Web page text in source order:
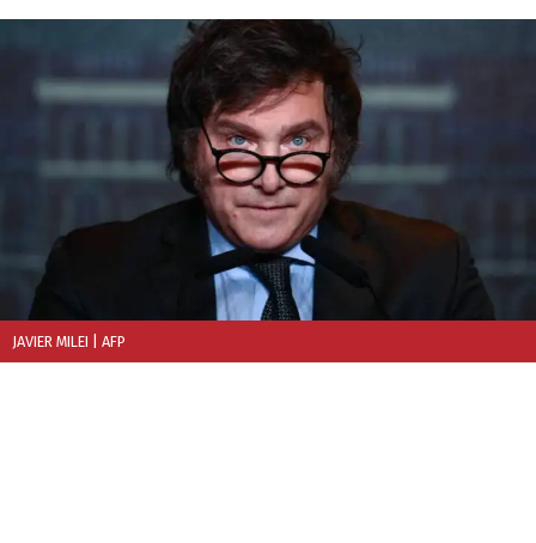
JAVIER MILEI | AFP